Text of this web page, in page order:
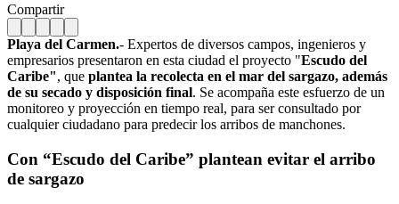
Compartir
Playa del Carmen.- Expertos de diversos campos, ingenieros y
empresarios presentaron en esta ciudad el proyecto "Escudo del
Caribe", que plantea la recolecta en el mar del sargazo, además
de su secado y disposición final. Se acompaña este esfuerzo de un
monitoreo y proyección en tiempo real, para ser consultado por
cualquier ciudadano para predecir los arribos de manchones.
Con “Escudo del Caribe” plantean evitar el arribo
de sargazo